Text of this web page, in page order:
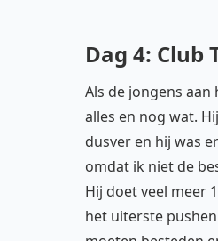
Dag 4: Club
Als de jongens
alles en nog wat.
dusver en hij was
omdat ik niet de
Hij doet veel meer
het uiterste